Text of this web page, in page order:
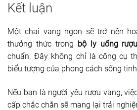
Kết luận
Một chai vang ngon sẽ trở nên
thưởng thức trong bộ ly uống
chuẩn. Đây không chỉ là công cụ
biểu tượng của phong cách sống
Nếu bạn là người yêu rượu vang,
cấp chắc chắn sẽ mang lại trải